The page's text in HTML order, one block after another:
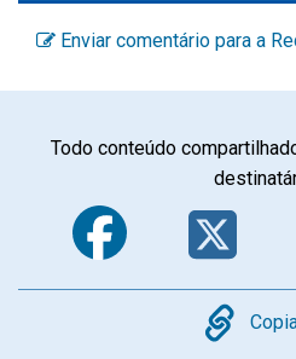
Enviar comentário para a
Todo conteúdo